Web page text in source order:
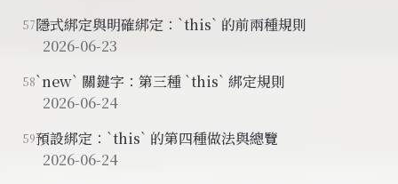
57隱式綁定與明確綁定：`this` 的前兩種規則
2026-06-23
58`new` 關鍵字：第三種 `this` 綁定規則
2026-06-24
59預設綁定：`this` 的第四種做法與總覽
2026-06-24